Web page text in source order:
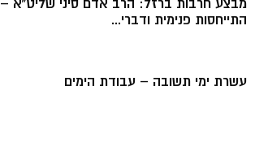
מבצע חרבות ברזל: הרב אדם סיני שליט”א –
התייחסות פנימית ודברי...
עשרת ימי תשובה – עבודת הימים